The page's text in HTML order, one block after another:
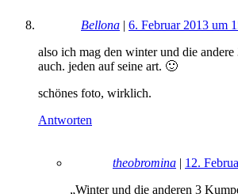
Bellona | 6. Februar 2013 um
also ich mag den winter und die
auch. jeden auf seine art. 🙂
schönes foto, wirklich.
Antworten
theobromina | 12.
„Winter und die anderen 3